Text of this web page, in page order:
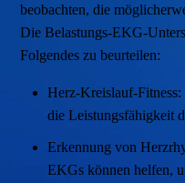
beobachten, die
Die Belastungs-EKG-
Folgendes zu beurteilen:
Herz-Kreislauf-
die Leistungsfähigkeit
Erkennung von
EKGs können helfen,